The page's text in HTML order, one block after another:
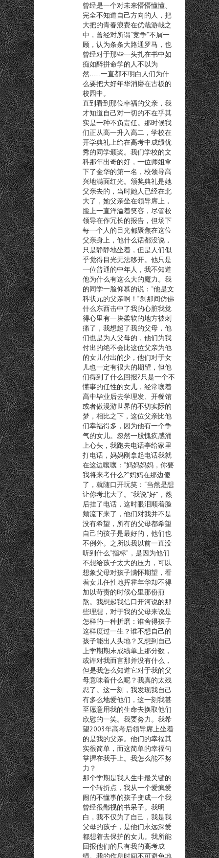
曾经是一个对未来懵懵懂懂、
完全不知道自己方向的人，把
大把的青春浪费在优哉游哉之
中，曾经对所谓“竞争”不屑一
顾，认为条条大路通罗马，也
曾经对于那些一头扎在书中如
痴如醉拼命学的人不以为
然……一直都不明白人们为什
么要把大好年华消磨在古板的
校园中。
直到看到那位幸福的父亲，我
才知道自己对一切的不在乎其
实是一种不负责任。那时候我
们正从高一升入高二，学校在
开学典礼上给在高考中成绩优
秀的同学颁奖。我们学校的文
科那年出奇的好，一位师姐拿
下了金华的第一名，校领导高
兴地满面红光。颁奖典礼是她
父亲去的，当时她人已经在北
大了，她父亲坐在领导席上，
脸上一直洋溢着笑容，尽管校
领导在作冗长的报告，但场下
每一个人的目光都聚焦在这位
父亲身上，他什么话都没说，
只是静静地坐着，但是人们似
乎觉得目光无法移开。他只是
一位普通的中年人，我不知道
他为什么有这么大的魔力。我
的同学一脸仰慕的说：“他是文
科状元的父亲啊！”刹那间仿佛
什么东西击中了我的心脏我觉
得心里有一块柔软的地方被刺
痛了，我想起了我的父母，他
们也是为人父母的，他们为我
付出的绝不会比这位父亲为他
的女儿付出的少，他们对于女
儿也一定有很大的期望，但他
们得到了什么回报?只是一个不
懂事的任性的女儿，经常嚷着
高中毕业后去学理发、开餐馆
或者做漫游世界的不切实际的
梦，相比之下，这位父亲比他
们幸福得多，因为他有一个争
气的女儿。忽然一股愧疚感涌
上心头，我跑去电话亭给家里
打电话，妈妈刚拿起电话我就
在这边嚷嚷：“妈妈妈妈，你要
我将来考什么?”妈妈在那边傻
了，就随口开玩笑：“当然是想
让你考北大了。”我说“好”，然
后挂了电话，这时眼泪顺着脸
颊流下来了，他们对我并不是
没有希望，所有的父母都希望
自己的孩子是最好的，他们也
不例外。之所以我以前一直没
听到什么“指标”，是因为他们
不想给孩子太大的压力，可以
想象父母对孩子满怀期望，看
着女儿任性地挥霍年华却不得
加以苛责的时候心里那份煎
熬。我想起我信口开河说的那
些理想，对于我的父母来说是
怎样的一种折磨：谁舍得孩子
这样度过一生？谁不想自己的
孩子能出人头地？又想到自己
上学期期末成绩单上那分数，
或许对我而言那并没有什么，
但是我怎么知道它对于我的父
母意味着什么呢？我真的太残
忍了。这一刻，我发现我自己
有多么地爱他们，这一刻我甚
至愿意用我的生命去换取他们
欣慰的一笑。我要努力。我希
望2003年高考后领导席上坐着
的是我的父亲。他们的幸福其
实很简单，而这简单的幸福句
掌握在我手上。我怎么能不努
力？
那个学期是我人生中最关键的
一个转折点，我从一个爱疯爱
闹的不懂事的孩子变成一个我
曾经很鄙视的书呆子。我明
白，我不仅为了自己，我是我
父母的孩子，是他们永远深爱
都想着去保护的女儿。我所能
回报他们的只有我的高考成
绩。我的作息时间不可避免地